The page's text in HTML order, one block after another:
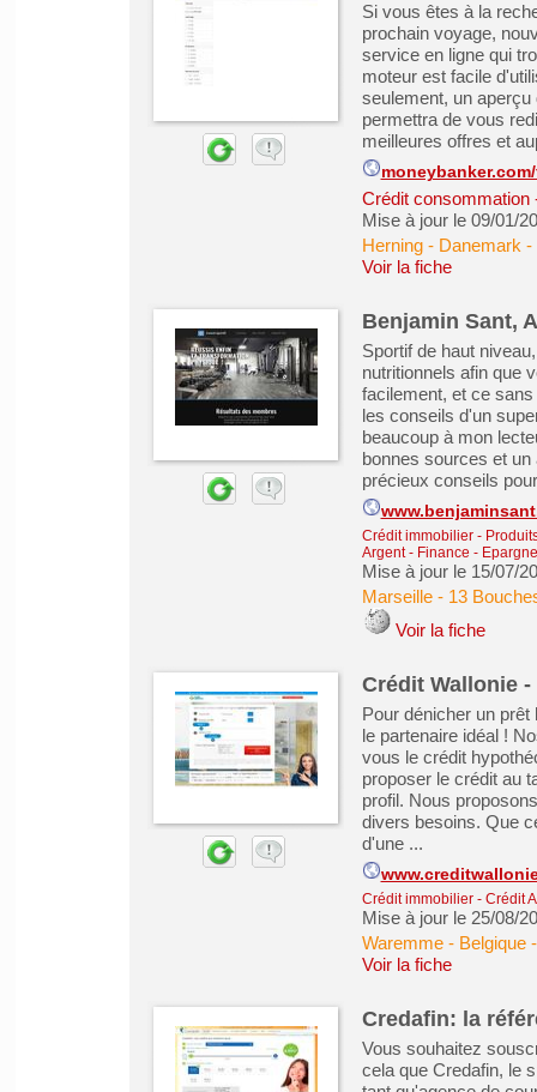
Si vous êtes à la
prochain voyage,
service en ligne qui
moteur est facile
seulement, un
permettra de vous
meilleures offres et
Crédit consommation
Mise à jour le 09/01/
Herning - Danemark -
Voir la fiche
Benjamin Sant,
Sportif de haut
nutritionnels afin que
facilement, et ce
les conseils d'un
beaucoup à mon
bonnes sources et
précieux conseils
Crédit immobilier-
Argent - Finance -
Mise à jour le 15/07/
Marseille- 13
Voir la fiche
Crédit Wallonie
Pour dénicher un
le partenaire idéal !
vous le crédit
proposer le crédit au
profil. Nous
divers besoins. Que
d'une ...
Crédit immobilier- Crédit
Mise à jour le 25/08/
Waremme - Belgique-
Voir la fiche
Credafin: la
Vous souhaitez
cela que Credafin, le